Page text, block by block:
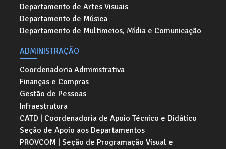
Departamento de Artes Visuais
Departamento de Música
Departamento de Multimeios, Mídia e Comunicação
ADMINISTRAÇÃO
Coordenadoria Administrativa
Finanças e Compras
Gestão de Pessoas
Infraestrutura
CATD | Coordenadoria de Apoio Técnico e Didático
Seção de Apoio aos Departamentos
PROVCOM | Seção de Programação Visual e